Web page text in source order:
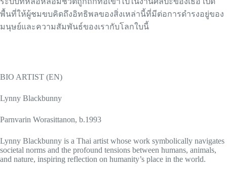
พื้นที่ให้ผู้ชมขบคิดถึงอิทธิพลของสิ่งเหล่านี้ที่มีต่อการดำรงอยู่ของ
มนุษย์และความสัมพันธ์ของเรากับโลกใบนี้
BIO ARTIST (EN)
Lynny Blackbunny
Parnvarin Worasittanon, b.1993
Lynny Blackbunny is a Thai artist whose work symbolically navigates
societal norms and the profound tensions between humans, animals,
and nature, inspiring reflection on humanity’s place in the world.